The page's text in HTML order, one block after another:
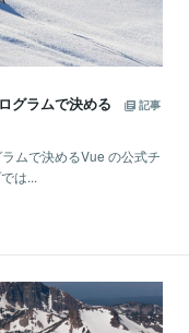
グラムで決める
記事
ムで決めるVue の公式チ
は...